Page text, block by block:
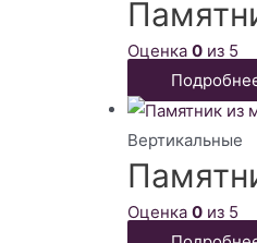
Оценка 0 из 5
Вертикальные
Оценка 0 из 5